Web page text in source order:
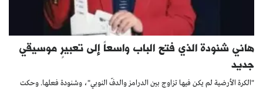
هاني شنودة الذي فتح الباب واسعاً إلى تعبيرٍ موسيقي
جديد
"الكرة الأرضية لم يكن فيها تزاوج بين الدرامز والدفّ النوبي"، وشنودة فعلها. وحكت